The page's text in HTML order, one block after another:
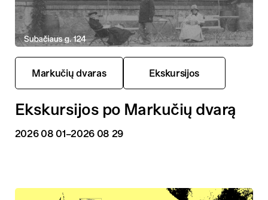
Markučių dvaras Ekskursijos
Ekskursijos po Markučių dvarą
2026 08 01–2026 08 29